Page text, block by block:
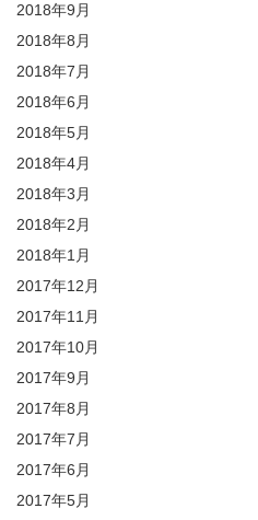
2018年9月
2018年8月
2018年7月
2018年6月
2018年5月
2018年4月
2018年3月
2018年2月
2018年1月
2017年12月
2017年11月
2017年10月
2017年9月
2017年8月
2017年7月
2017年6月
2017年5月